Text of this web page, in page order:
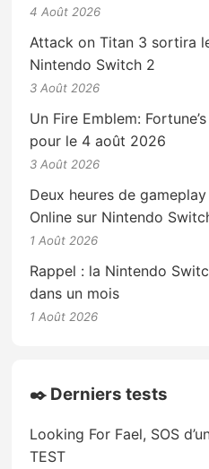
4 Août 2026
Attack on Titan 3 sortira
Nintendo Switch 2
3 Août 2026
Un Fire Emblem:
pour le 4 août 2026
3 Août 2026
Deux heures de
Online sur Nintendo
1 Août 2026
Rappel : la Nintendo
dans un mois
1 Août 2026
✒️ Derniers tests
Looking For Fael, SOS
TEST